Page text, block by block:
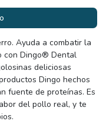
Ayuda a combatir la
con Dingo® Dental
deliciosas
Dingo hechos
fuente de proteínas. Es
del pollo real, y te